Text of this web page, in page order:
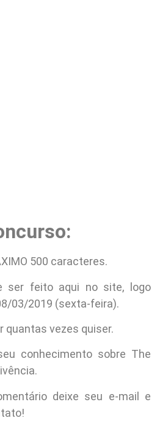
500 caracteres.
ser feito aqui no site, logo
03/2019 (sexta-feira).
quantas vezes quiser.
conhecimento sobre The
deixe seu e-mail e